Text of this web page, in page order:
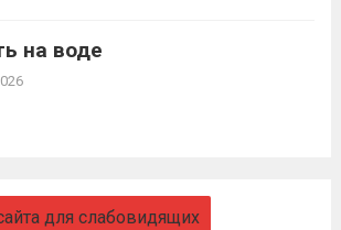
(скачать)
на воде
для слабовидящих